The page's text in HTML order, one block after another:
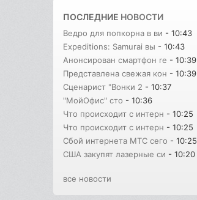
ПОСЛЕДНИЕ НОВОСТИ
Ведро для попкорна в ви - 10:43
Expeditions: Samurai вы - 10:43
Анонсирован смартфон re - 10:39
Представлена свежая кон - 10:39
Сценарист "Вонки 2 - 10:37
"МойОфис" сто - 10:36
Что происходит с интерн - 10:25
Что происходит с интерн - 10:25
Сбой интернета МТС сего - 10:25
США закупят лазерные си - 10:20
все новости